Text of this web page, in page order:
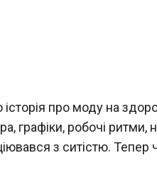
історія про моду на
графіки, робочі
з ситістю. Тепер